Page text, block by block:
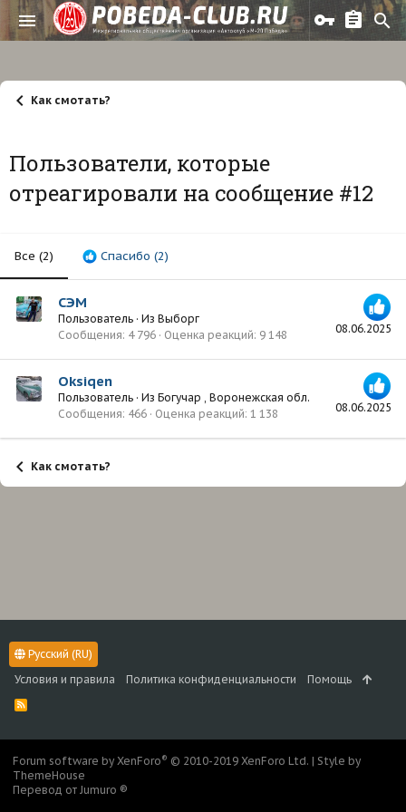
Как смотать?
Пользователи, которые
отреагировали на сообщение #12
Все (2) Спасибо (2)
08.06.2025
СЭМ
Пользователь · Из Выборг
Сообщения 4 796 Оценка реакций 9 148
08.06.2025
Oksiqen
Пользователь · Из Богучар , Воронежская обл.
Сообщения 466 Оценка реакций 1 138
Как смотать?
Русский (RU)
Условия и правила
Политика конфиденциальности Помощь
R
S
Forum software by XenForo® © 2010-2019 XenForo Ltd. | Style by
ThemeHouse
Перевод от Jumuro ®